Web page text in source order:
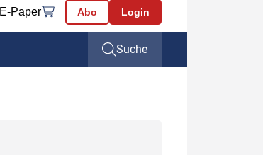
E-Paper Abo Login
Suche